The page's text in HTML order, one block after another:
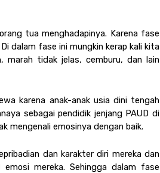
tua menghadapinya. Karena fase
dalam fase ini mungkin kerap kali kita
marah tidak jelas, cemburu, dan lain
karena anak-anak usia dini tengah
sebagai pendidik jenjang PAUD di
mengenali emosinya dengan baik.
dan karakter diri mereka dan
mereka. Sehingga dalam fase